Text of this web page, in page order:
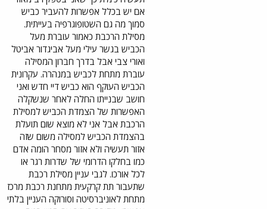
אם יש בכלל אפשרות להעביר כביש
סמוך מה גם השטופוגרפיה בעייתית.
מסילת הרכבת כאמור עוברת מעל
הכביש בגשר עילי מעל אביגדור אביטל
ואורי צבי אבל בדרך חברון המסילה
עוברת מתחת לכביש במנהרה. עקרונית
הכביש העוקף הוא כביש דיי חדש ואני
חושב שבנייתו החלה לאחר שנשקלה
האפשרות של הצמדת הכביש למסילת
הרכבת אבל אני לא מוצא שום תועלת
בהצמדת הכביש למסילה משום שזה
אזור תעשיה ולא אזור מסחר הומה אדם
כמו בחלקו הדרומי של שדרות רגר או
לכל אורכו. לגבי עניין מסילת רכבת
שתעבור תת קרקעית מתחנת רכבת מרכז
מתחת לאוניברסיטה וסורוקה העניין בלתי